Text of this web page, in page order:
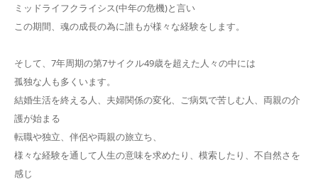
ミッドライフクライシス(中年の危機)と言い
この期間、魂の成長の為に誰もが様々な経験をします。
そして、7年周期の第7サイクル49歳を超えた人々の中には
孤独な人も多くいます。
結婚生活を終える人、夫婦関係の変化、ご病気で苦しむ人、両親の介
護が始まる
転職や独立、伴侶や両親の旅立ち、
様々な経験を通して人生の意味を求めたり、模索したり、不自然さを
感じ